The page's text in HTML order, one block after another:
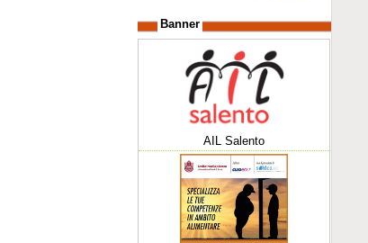
Banner
AIL Salento